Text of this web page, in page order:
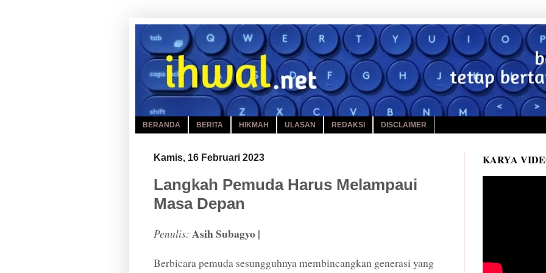
BERANDA BERITA HIKMAH ULASAN REDAKSI DISCLAIMER
Kamis, 16 Februari 2023
Langkah Pemuda Harus Melampaui
Masa Depan
Penulis: Asih Subagyo |
Berbicara pemuda sesungguhnya membincangkan generasi yang
KARYA